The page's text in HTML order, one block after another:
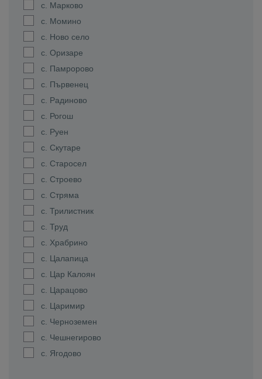
с. Марково
с. Момино
с. Ново село
с. Оризаре
с. Памророво
с. Първенец
с. Радиново
с. Рогош
с. Руен
с. Скутаре
с. Старосел
с. Строево
с. Стряма
с. Трилистник
с. Труд
с. Храбрино
с. Цалапица
с. Цар Калоян
с. Царацово
с. Царимир
с. Черноземен
с. Чешнегирово
с. Ягодово